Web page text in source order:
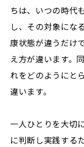
ちは、いつの時代
し、その対象にな
康状態が違うだけ
え方が違います。
れをどのようにと
違います。
一人ひとりを大切
に判断し実践する